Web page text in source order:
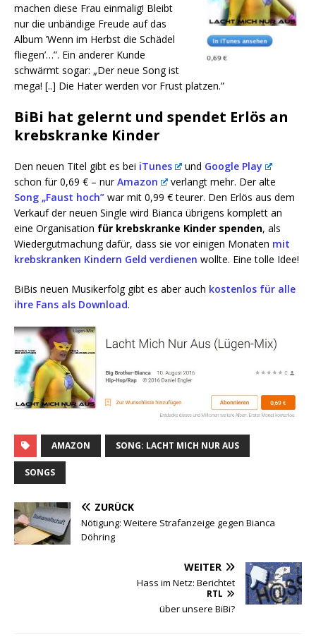
machen die­se Frau ein­ma­lig! Bleibt
nur die unbän­di­ge Freu­de auf das
Album ’Wenn im Herbst die Schä­del
flie­gen’…”. Ein ande­rer Kun­de
schwärmt sogar: „Der neue Song ist
mega! [..] Die Hater wer­den vor Frust platzen.”
BiBi hat gelernt und spendet Erlös an
krebskranke Kinder
Den neu­en Titel gibt es bei iTu­nes und Goog­le Play
schon für 0,69 € – nurAma­zon
ver­langt mehr. Der alte
Song „Faust hoch” war mit 0,99 € teu­rer. Den Erlös aus dem
Ver­kauf der neu­en Sin­gle wird Bian­ca übri­gens kom­plett an
eine Orga­ni­sa­ti­on für krebs­kran­ke Kin­der spen­den, als
Wie­der­gut­ma­chung dafür, dass sie vor eini­gen Mona­ten mit
krebs­kran­ken Kin­dern Geld ver­die­nen woll­te. Eine tol­le Idee!
BiBis neu­en Musik­erfolg gibt es aber auch kos­ten­los für alle
ihre Fans als Down­load.
AMAZON SONG: LACHT MICH NUR AUS
SONGS
ZURÜCK
Nötigung: Weitere Strafanzeige gegen Bianca
Döhring
WEITER
Hass im Netz: Berichtet
RTL
über unsere BiBi?